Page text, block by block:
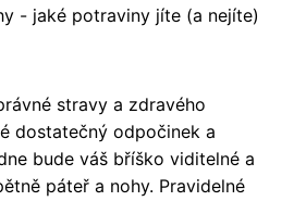
- jaké potraviny jíte (a nejíte)
stravy a zdravého
dostatečný odpočinek a
bude váš bříško viditelné a
páteř a nohy. Pravidelné